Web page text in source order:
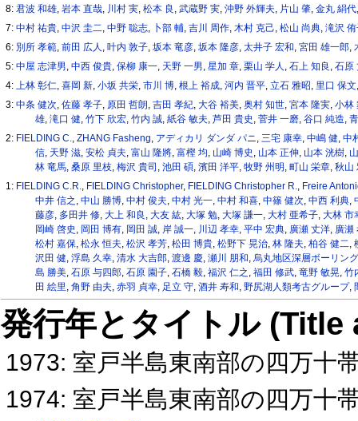
8:君波 和雄,岩本 直哉, 川村 実,松本 良 ,武蔵野 実,沖野 外輝夫, 片山 肇,金丸 絹代
7:中村 祐貴,中沢 圭二,中野 聡志, 卜部 輔,吉川 周作,木村 克己,松山 尚典,滝沢
6: 別所 孝範,前田 広人 ,叶内 敦子,坂本 竜彦,坂本 隆彦,太井子 宏和,宮田 雄一郎,
5:中屋 志津男,中西 俊貴,保柳 康一, 天野 一男,星加 章,栗山 学人 ,石上 知良 ,石原
4:上林 彰仁,喜岡 新,小坂 共栄,市川 博,根上 裕成,河内 晋平,立石 雅昭, 里口 保文
3:中条 健次,佐藤 孝子, 原田 哲朗,吉田 孝紀,大谷 裕美,奥村 知世,宮本 隆実,小林
雄, 滝口 健, 竹下 欣宏, 竹内 誠, 紙谷 敏夫, 芦田 貴史 , 菅井 一磨, 谷口 純造,
2: FIELDING C.,ZHANG Fasheng, アディカリ ダンダ パニ,三宅 康幸,中嶋 健,中
信, 天野 滋, 安松 貞夫, 富山 隆將, 富樫 均, 山崎 博史 , 山本 正伸, 山本 洸樹,
林 竜馬, 桑原 里枝, 梅沢 貴司 , 池田 碩, 濱田 洋平, 牧野 州明 , 町山 栄章, 秋山
1: FIELDING C.R., FIELDING Christopher, FIELDING Christopher R., Freire
中井 信之 , 中山 勝博, 中村 俊夫, 中村 光一, 中村 和喜, 中篠 健次, 中西 利典,
藤彦, 多田井 修, 大上 和良 , 大友 紘, 大塚 勉, 大塚 謙一, 大村 亜希子, 大林 市
岡崎 啓史 , 岡田 博有, 岡田 誠, 岸 誠一, 川辺 孝幸, 平中 宏典, 廣瀬 丈洋, 廣瀬
松村 嘉保, 松永 恒夫, 松沢 孝芳, 松田 博貴, 松野下 晃治, 林 隆夫, 柏谷 健二,
沢田 健, 浮島 久幸, 清水 大吉郎, 渡邊 慶, 瀬川 朋和, 烏丸地区深層ボーリン
島 勝美, 石原 与四郎, 石原 園子, 石橋 毅, 福沢 仁之 , 福田 修武, 竜野 敏晃, 竹
田 絵里, 角野 由夫, 赤羽 貞幸, 足立 守, 酒井 寿和, 野尻湖人類考古グループ,
発行年とタイトル
1973: 室戸半島東南部の四万十
1974: 室戸半島東南部の四万十